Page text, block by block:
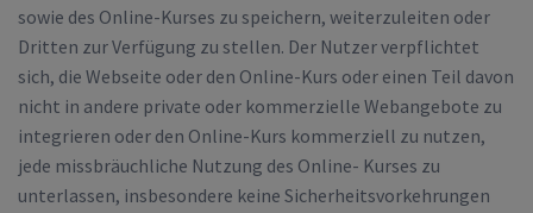
sowie des Online-Kurses zu speichern, weiterzuleiten oder
Dritten zur Verfügung zu stellen. Der Nutzer verpflichtet
sich, die Webseite oder den Online-Kurs oder einen Teil davon
nicht in andere private oder kommerzielle Webangebote zu
integrieren oder den Online-Kurs kommerziell zu nutzen,
jede missbräuchliche Nutzung des Online- Kurses zu
unterlassen, insbesondere keine Sicherheitsvorkehrungen